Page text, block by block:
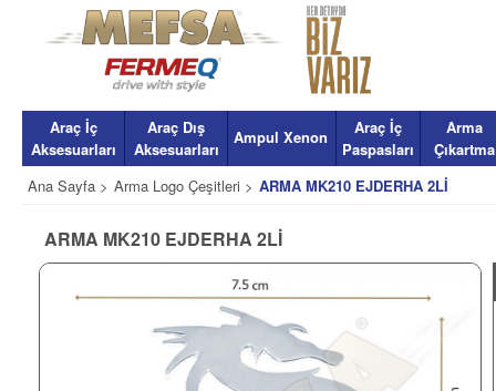
Araç İç
Aksesuarları
Araç Dış
Aksesuarları
Ampul Xenon
Araç İç
Paspasları
Arma
Çıkartma
Ana Sayfa > Arma Logo Çeşitleri > ARMA MK210 EJDERHA 2Lİ
ARMA MK210 EJDERHA 2Lİ